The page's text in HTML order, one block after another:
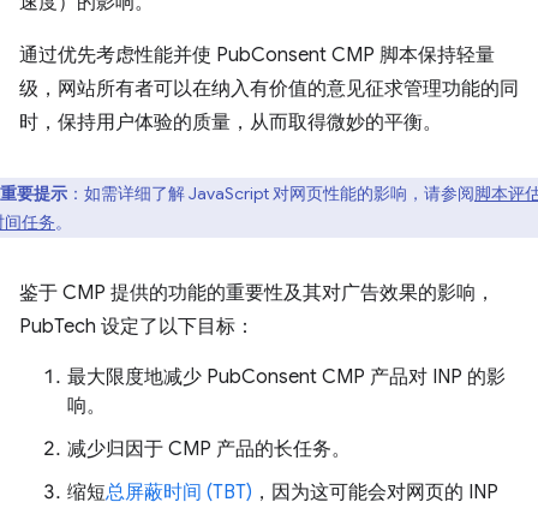
通过优先考虑性能并使 PubConsent CMP 脚本保持轻量
级，网站所有者可以在纳入有价值的意见征求管理功能的同
时，保持用户体验的质量，从而取得微妙的平衡。
重要提示 ：如需详细了解 JavaScript 对网页性能的影响，请参阅脚本评
间任务。
鉴于 CMP 提供的功能的重要性及其对广告效果的影响，
PubTech 设定了以下目标：
最大限度地减少 PubConsent CMP 产品对 INP 的影
响。
减少归因于 CMP 产品的长任务。
缩短总屏蔽时间 (TBT) ，因为这可能会对网页的 INP